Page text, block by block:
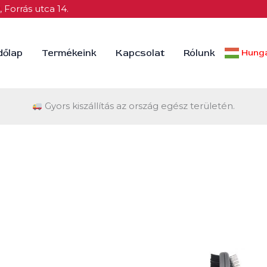
Forrás utca 14.
Termékeink Kapcsolat Rólunk
Gyors kiszállítás az ország egész területén.